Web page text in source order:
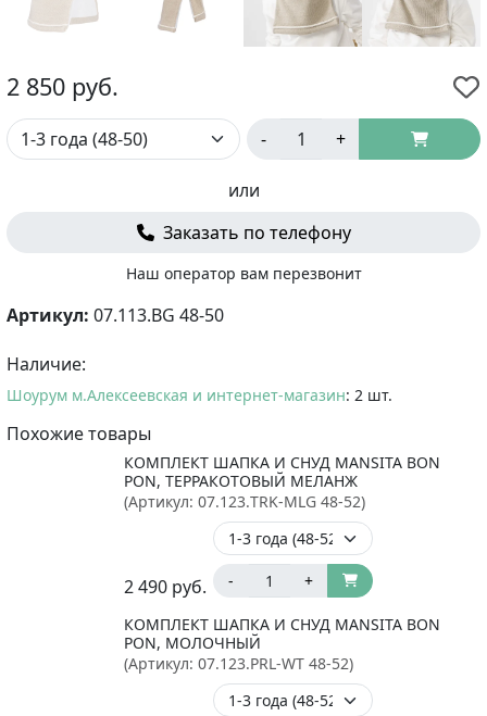
2 850 руб.
- +
или
Заказать по телефону
Наш оператор вам перезвонит
Артикул: 07.113.BG 48-50
Наличие:
Шоурум м.Алексеевская и интернет-магазин: 2 шт.
Похожие товары
КОМПЛЕКТ ШАПКА И СНУД MANSITA BON
PON, ТЕРРАКОТОВЫЙ МЕЛАНЖ
(Артикул: 07.123.TRK-MLG 48-52)
2 490 руб. - +
КОМПЛЕКТ ШАПКА И СНУД MANSITA BON
PON, МОЛОЧНЫЙ
(Артикул: 07.123.PRL-WT 48-52)